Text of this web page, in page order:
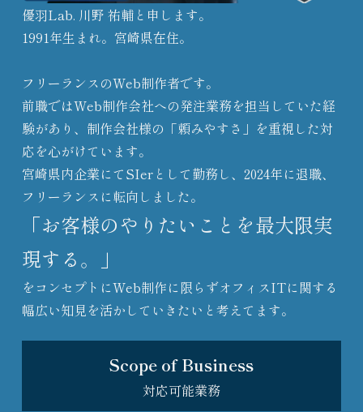
優羽Lab. 川野 祐輔と申します。
1991年生まれ。宮崎県在住。
フリーランスのWeb制作者です。
前職ではWeb制作会社への発注業務を担当していた経
験があり、制作会社様の「頼みやすさ」を重視した対
応を心がけています。
宮崎県内企業にてSIerとして勤務し、2024年に退職、
フリーランスに転向しました。
「お客様のやりたいことを最大限実
現する。」
をコンセプトにWeb制作に限らずオフィスITに関する
幅広い知見を活かしていきたいと考えてます。
Scope of Business
対応可能業務